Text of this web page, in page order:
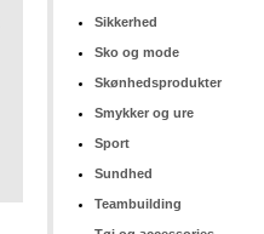
Sikkerhed
Sko og mode
Skønhedsprodukter
Smykker og ure
Sport
Sundhed
Teambuilding